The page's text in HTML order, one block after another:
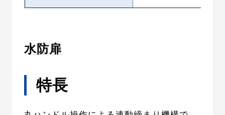
水防扉
特長